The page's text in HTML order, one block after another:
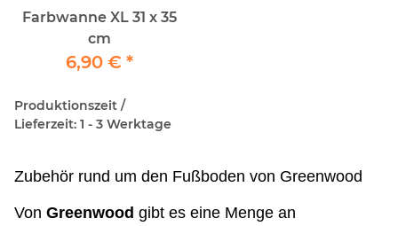
Farbwanne XL 31 x 35
cm
6,90 € *
Produktionszeit /
Lieferzeit: 1 - 3 Werktage
Zubehör rund um den Fußboden von Greenwood
Von Greenwood gibt es eine Menge an